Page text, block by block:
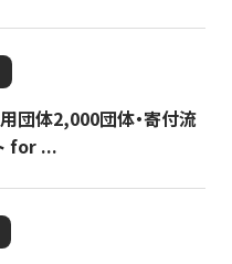
団体2,000団体・寄付流
for ...